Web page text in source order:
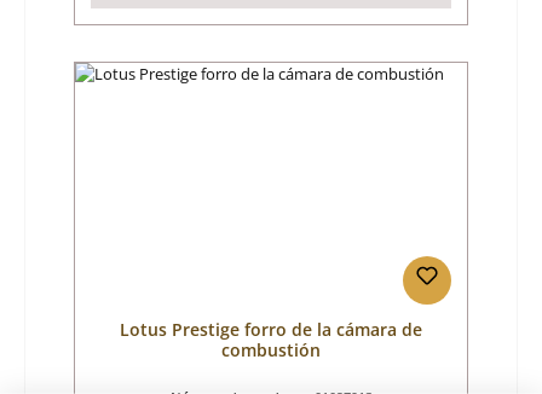
Lotus Prestige forro de la cámara de
combustión